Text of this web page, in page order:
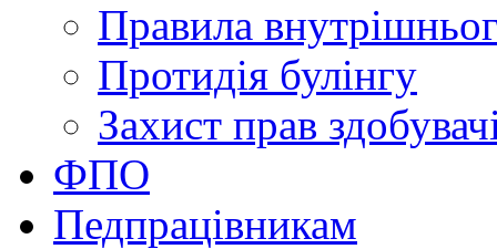
Правила
Протидія булінгу
Захист прав
ФПО
Педпрацівникам